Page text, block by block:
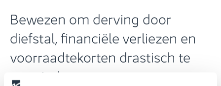
Bewezen om derving door
diefstal, financiële verliezen en
voorraadtekorten drastisch te
verminderen